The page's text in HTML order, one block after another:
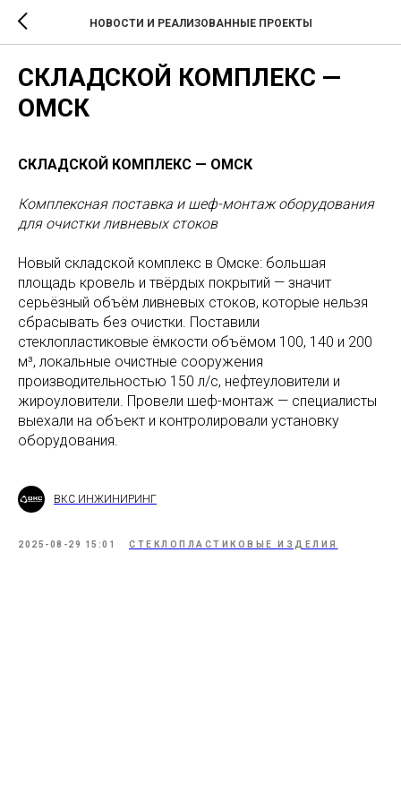
НОВОСТИ И РЕАЛИЗОВАННЫЕ ПРОЕКТЫ
СКЛАДСКОЙ КОМПЛЕКС —
ОМСК
СКЛАДСКОЙ КОМПЛЕКС — ОМСК
Комплексная поставка и шеф-монтаж оборудования
для очистки ливневых стоков
Новый складской комплекс в Омске: большая
площадь кровель и твёрдых покрытий — значит
серьёзный объём ливневых стоков, которые нельзя
сбрасывать без очистки. Поставили
стеклопластиковые ёмкости объёмом 100, 140 и 200
м³, локальные очистные сооружения
производительностью 150 л/с, нефтеуловители и
жироуловители. Провели шеф-монтаж — специалисты
выехали на объект и контролировали установку
оборудования.
ВКС ИНЖИНИРИНГ
2025-08-29 15:01 СТЕКЛОПЛАСТИКОВЫЕ ИЗДЕЛИЯ